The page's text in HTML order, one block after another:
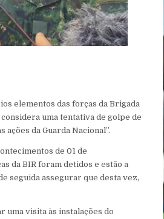
elementos das forças da Brigada
uma tentativa de golpe de
da Guarda Nacional”.
de 01 de
da BIR foram detidos e estão a
seguida assegurar que desta vez,
uma visita às instalações do